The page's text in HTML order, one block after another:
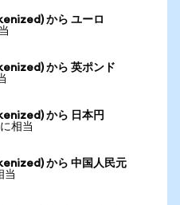
から ユーロ
から 英ポンド
から 日本円
相当
から 中国人民元
当